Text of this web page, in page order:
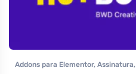
Addons para Elementor, Assinatura,